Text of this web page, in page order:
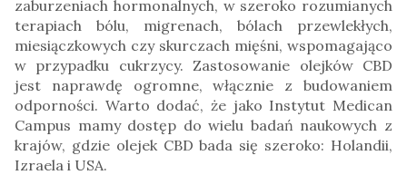
zaburzeniach hormonalnych, w szeroko rozumianych
terapiach bólu, migrenach, bólach przewlekłych,
miesiączkowych czy skurczach mięśni, wspomagająco
w przypadku cukrzycy. Zastosowanie olejków CBD
jest naprawdę ogromne, włącznie z budowaniem
odporności. Warto dodać, że jako Instytut Medican
Campus mamy dostęp do wielu badań naukowych z
krajów, gdzie olejek CBD bada się szeroko: Holandii,
Izraela i USA.